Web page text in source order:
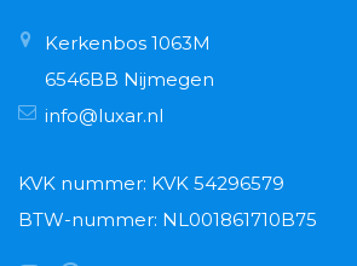
Kerkenbos 1063M
6546BB Nijmegen
info@luxar.nl
KVK nummer: KVK 54296579
BTW-nummer: NL001861710B75